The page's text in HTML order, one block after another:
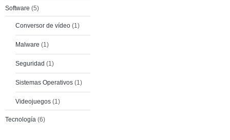
Software (5)
Conversor de vídeo (1)
Malware (1)
Seguridad (1)
Sistemas Operativos (1)
Videojuegos (1)
Tecnología (6)